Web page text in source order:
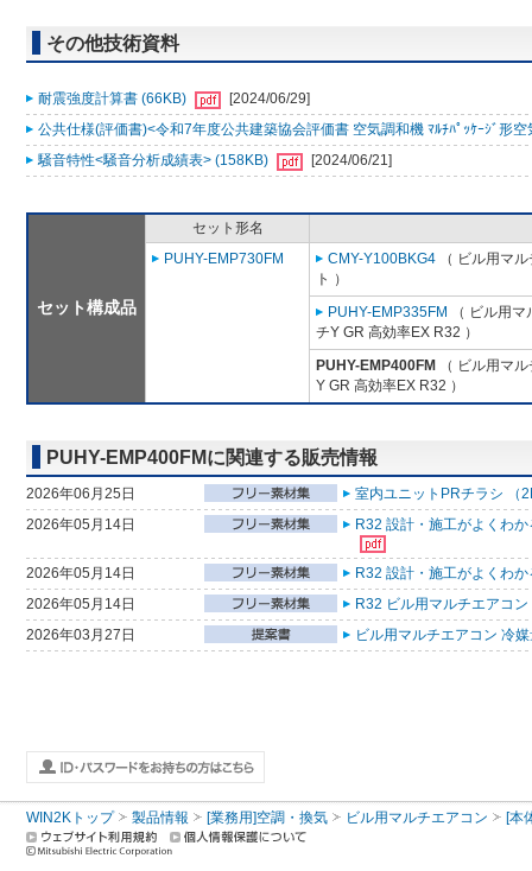
その他技術資料
耐震強度計算書 (66KB)
[2024/06/29]
公共仕様(評価書)<令和7年度公共建築協会評価書 空気調和機 ﾏﾙﾁﾊﾟｯｹｰｼﾞ形
騒音特性<騒音分析成績表> (158KB)
[2024/06/21]
セット構成品
セット形名
PUHY-EMP730FM
CMY-Y100BKG4 （ ビル用マ
ト ）
PUHY-EMP335FM
（ ビル用
チY GR 高効率EX R32 ）
PUHY-EMP400FM
（ ビル用マ
Y GR 高効率EX R32 ）
PUHY-EMP400FMに関連する販売情報
2026年06月25日
室内ユニットPRチラシ （
2026年05月14日
R32 設計・施工がよくわ
2026年05月14日
R32 設計・施工がよくわ
2026年05月14日
R32 ビル用マルチエアコ
2026年03月27日
ビル用マルチエアコン 冷
WIN2Kトップ 製品情報 [業務用]空調・換気 ビル用マルチエアコン [本